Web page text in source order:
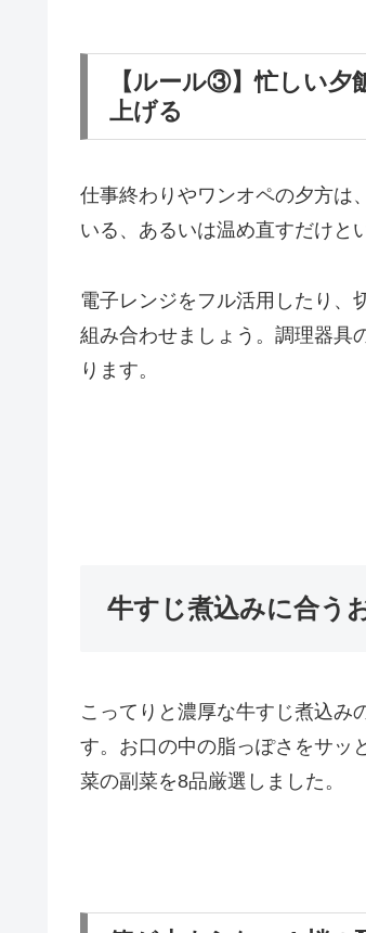
【ルール③】忙しい夕
上げる
仕事終わりやワンオペの夕方は
いる、あるいは温め直すだけと
電子レンジをフル活用したり、
組み合わせましょう。調理器具
ります。
牛すじ煮込みに合う
こってりと濃厚な牛すじ煮込み
す。お口の中の脂っぽさをサッ
菜の副菜を8品厳選しました。